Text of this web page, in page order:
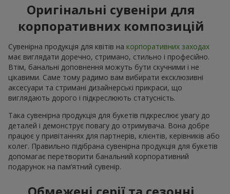
Оригінальні сувеніри для
корпоративних композицій
Сувенірна продукція для квітів на корпоративних заходах
має виглядати доречно, стримано, стильно і професійно.
Втім, банальні доповнення можуть бути скучними і не
цікавими. Саме тому радимо вам вибирати ексклюзивні
аксесуари та стримані дизайнерські прикраси, що
виглядають дорого і підкреслюють статусність.
Така сувенірна продукція для букетів підкреслює увагу до
деталей і демонструє повагу до отримувача. Вона добре
працює у привітаннях для партнерів, клієнтів, керівників або
колег. Правильно підібрана сувенірна продукція для букетів
допомагає перетворити банальний корпоративний
подарунок на пам’ятний сувенір.